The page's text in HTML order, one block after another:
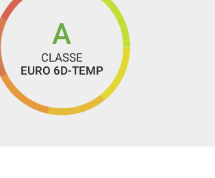
A
CLASSE
EURO 6D-TEMP